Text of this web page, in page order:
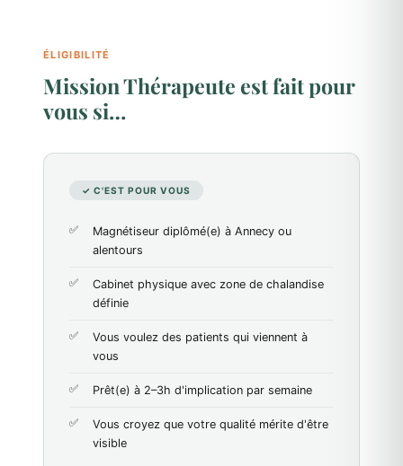
ÉLIGIBILITÉ
Mission Thérapeute est fait pour
vous si…
✓ C'EST POUR VOUS
Magnétiseur diplômé(e) à Annecy ou
alentours
Cabinet physique avec zone de chalandise
définie
Vous voulez des patients qui viennent à
vous
Prêt(e) à 2–3h d'implication par semaine
Vous croyez que votre qualité mérite d'être
visible